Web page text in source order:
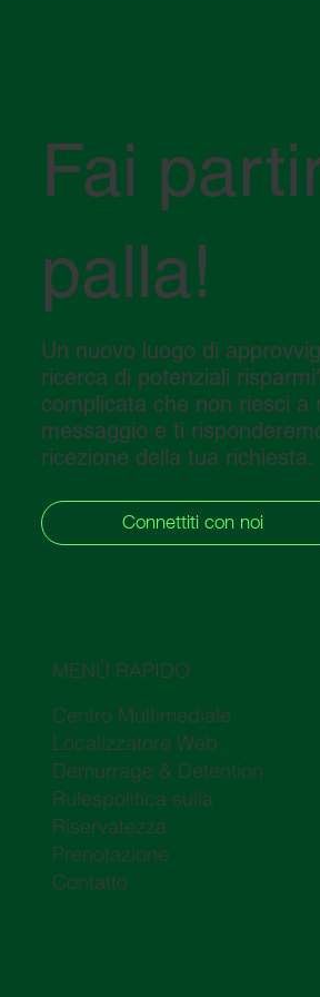
Fai
palla!
Un nuovo luogo di
ricerca di potenziali
complicata che non riesci a
messaggio e ti
ricezione della tua richiesta.
Connettiti con noi
MENÙ RAPIDO
Centro Multimediale
Localizzatore Web
Demurrage & Detention
Rulespolitica sulla
Riservatezza
Prenotazione
Contatto